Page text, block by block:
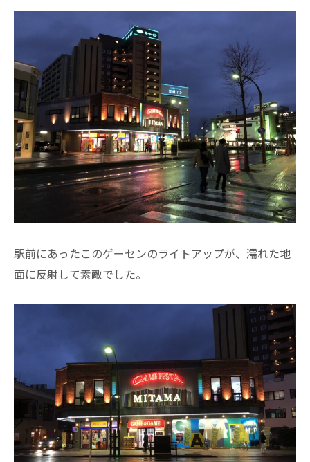
駅前にあったこのゲーセンのライトアップが、濡れた地
面に反射して素敵でした。